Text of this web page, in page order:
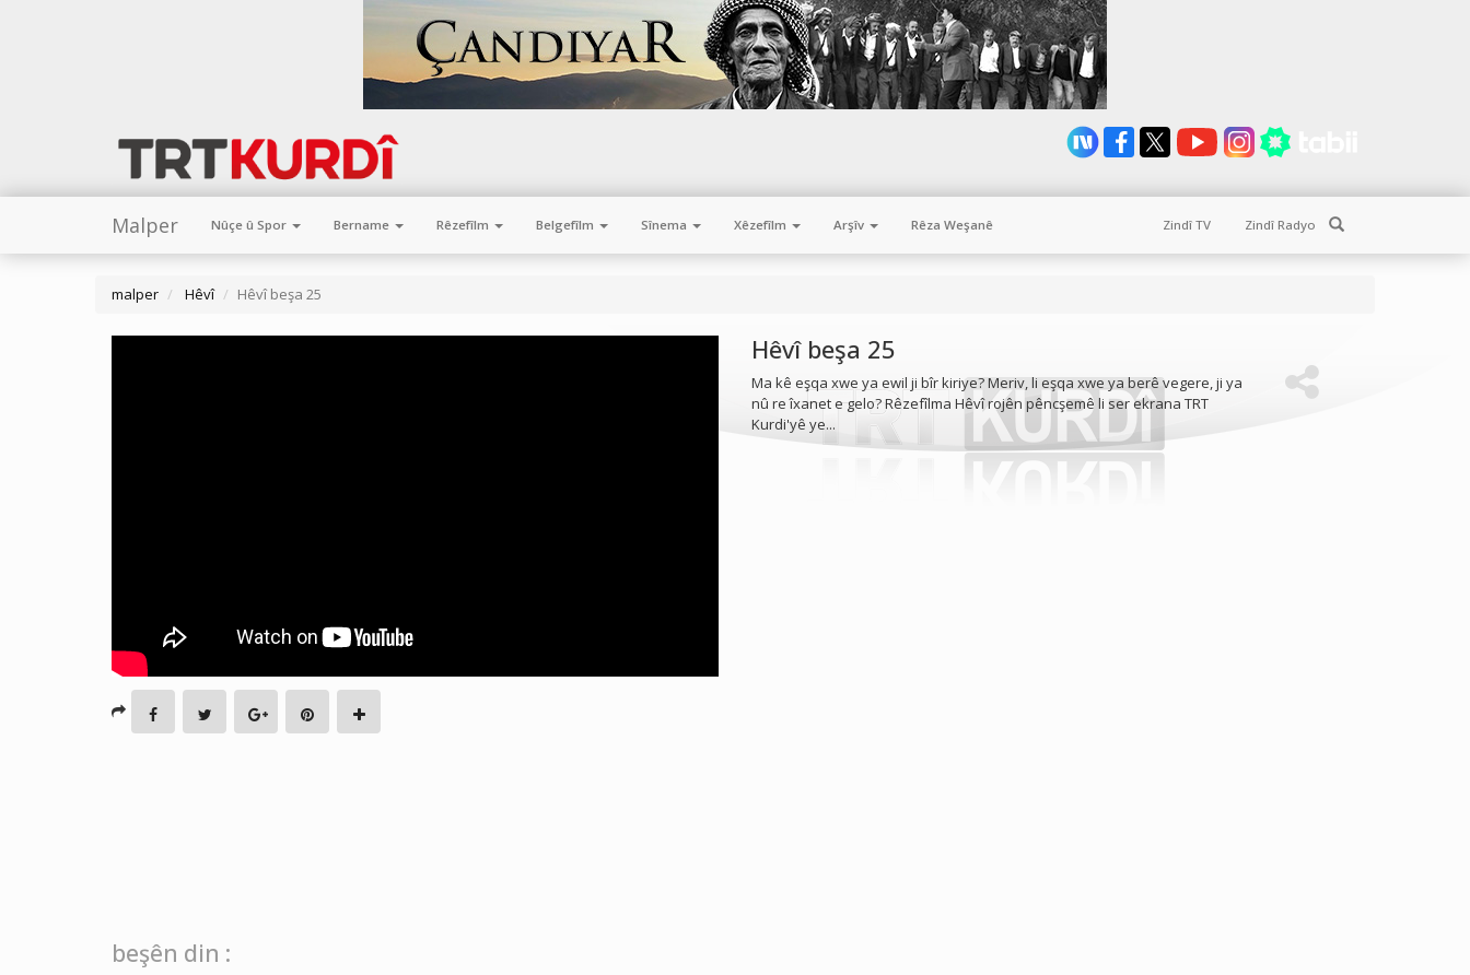
Malper Nûçe û Spor Bername Rêzefîlm Belgefîlm Sînema Xêzefîlm Arşîv Rêza Weşanê Zindî TV Zindî Radyo
malper Hêvî Hêvî beşa 25
Hêvî beşa 25
Ma kê eşqa xwe ya ewil ji bîr kiriye? Meriv, li eşqa xwe ya berê vegere, ji ya
nû re îxanet e gelo? Rêzefîlma Hêvî rojên pêncşemê li ser ekrana TRT
Kurdi'yê ye...
beşên din :